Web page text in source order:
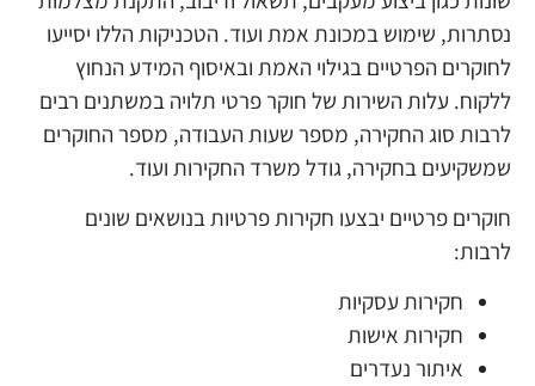
נסתרות, שימוש במכונת אמת ועוד. הטכניקות הללו יסייעו
לחוקרים הפרטיים בגילוי האמת ובאיסוף המידע הנחוץ
ללקוח. עלות השירות של חוקר פרטי תלויה במשתנים רבים
לרבות סוג החקירה, מספר שעות העבודה, מספר החוקרים
שמשקיעים בחקירה, גודל משרד החקירות ועוד.
חוקרים פרטיים יבצעו חקירות פרטיות בנושאים שונים
לרבות:
חקירות עסקיות
חקירות אישות
איתור נעדרים